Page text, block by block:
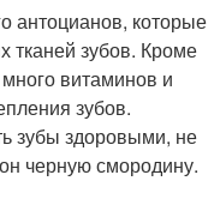
антоцианов, которые
тканей зубов. Кроме
витаминов и
зубов.
зубы здоровыми, не
черную смородину.